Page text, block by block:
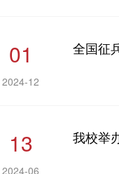
01
2024-12
全国征
13
2024-06
我校举